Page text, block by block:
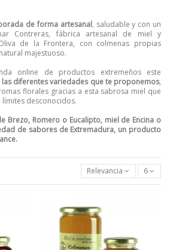
de forma artesanal, saludable y con un
Contreras, fábrica artesanal de miel y
de la Frontera, con colmenas propias
majestuoso.
online de productos extremeños este
las diferentes variedades que te proponemos,
florales gracias a esta sabrosa miel que
desconocidos.
Brezo, Romero o Eucalipto, miel de Encina o
de sabores de Extremadura, un producto
Relevancia 6